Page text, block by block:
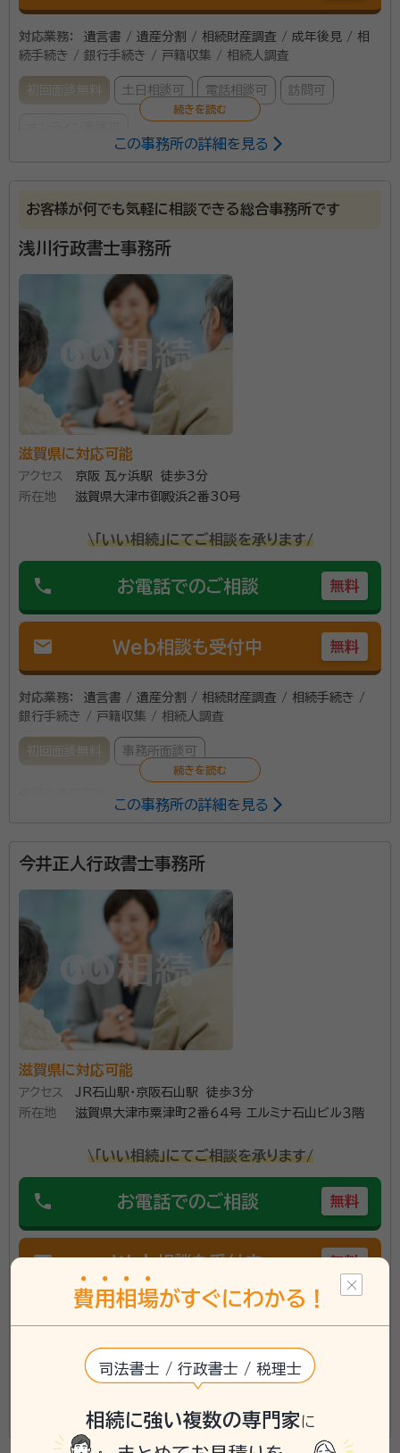
対応業務：
遺言書 / 遺産分割 / 相続財産調査 / 成年後見 / 相
続手続き / 銀行手続き / 戸籍収集 / 相続人調査
初回面談無料 土日相談可 電話相談可 訪問可
西 直人（にし なおと）
行政書士
般をサポート。 市民相談会も積極的に行っており、様々な相談内容への
対応歴あり。
事務所口コミ（抜粋）：
account_circle 満足度 4.0
ご利用時期：2024/7
面談の感想
真摯に相談に乗ってくれた。又分かりやすく説明してくれた。
契約後の感想
メール等で忙がしい中でも対応してくれ手軽にできた、
"相続” この言葉を耳にする機会は大変多いかと存じま
す。 しかしながら、実際に相続を経験する機会というの
は非常に限られた回数しかありません。 いざ相続が発
あるのか？ ・不動産はどうしたらいいのか？ ・財産はど
をしたらいいのか？ このように様々な疑問が生まれて
きます。しかも上記の疑問も相続業務の一部でしかあり
ません。 いざご自分で取り掛かろうとしても、その都度
行政機関等への質問や必要書類の作成方法を調べたり
ご依頼ご相談頂くということは、この時間と手間の節約
になるとお考えください。 初めての相続で不安に思わ
れる方もいるでしょう。 そういった不安や疑問にも真摯
に対応させていただきます。 右も左も分からない、そう
いったお客様こそ相続のプロである当事務所へお気軽
所属団体： 滋賀県行政書士会
この事務所の詳細を見る
お客様が何でも気軽に相談できる総合事務所です
浅川行政書士事務所
滋賀県に対応可能
アクセス
京阪 瓦ヶ浜駅 徒歩3分
所在地
滋賀県大津市御殿浜2番30号
\「いい相続」にてご相談を承ります/
phone お電話でのご相談 無料
mail Web相談も受付中 無料
対応業務：
遺言書 / 遺産分割 / 相続財産調査 / 相続手続き /
銀行手続き / 戸籍収集 / 相続人調査
初回面談無料 事務所面談可
スで何でも相談できる事務所を目指しています。 相続
手続きから相続税申告まで、当事務所にお任せ下さい。
税理士・行政書士
所属団体： 滋賀県行政書士会
この事務所の詳細を見る
今井正人行政書士事務所
滋賀県に対応可能
アクセス
JR石山駅・京阪石山駅 徒歩3分
所在地
滋賀県大津市粟津町２番６４号 エルミナ石山ビル３階
\「いい相続」にてご相談を承ります/
phone お電話でのご相談 無料
mail Web相談も受付中 無料
遺言書 / 遺産分割 / 相続税申告 / 相続手続き / 銀
初回面談無料 事務所面談可
所属する専門家：
今井 正人（いまい まさと） 税理士・行政書士
この事務所の詳細を見る
費用 相場がすぐにわかる！
司法書士 / 行政書士 / 税理士
相続に強い複数の専門家に